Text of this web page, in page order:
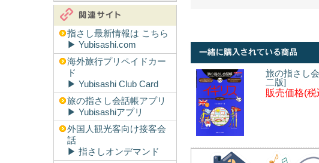
指さし最新情報は こちら
▶︎ Yubisashi.com
海外旅行プリペイドカー
ド
▶︎ Yubisashi Club Card
旅の指さし会話帳アプリ
▶︎ Yubisashiアプリ
外国人観光客向け接客会
話
▶︎ 指さしオンデマンド
旅の指さし
二版]
販売価格(税